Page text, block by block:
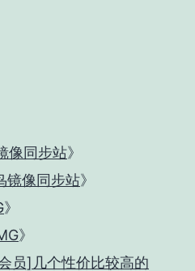
像同步站》
镜像同步站》
》
》
员]几个性价比较高的